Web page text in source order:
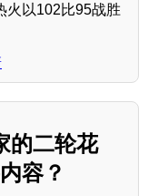
火以102比95战胜
的二轮花
容？